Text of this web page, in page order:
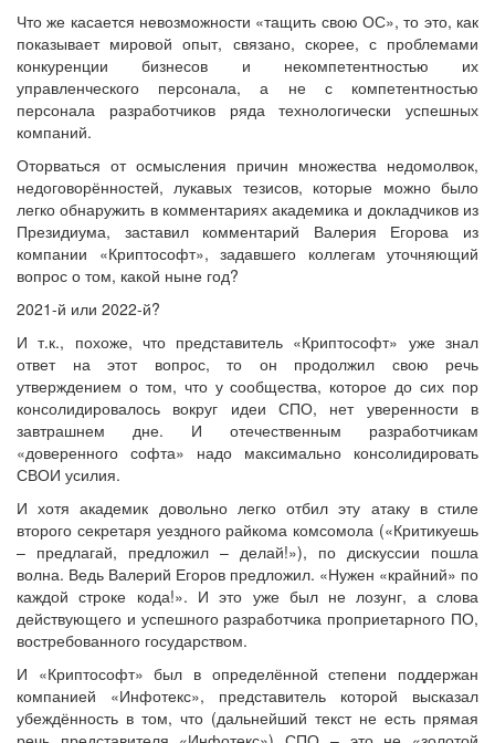
Что же касается невозможности «тащить свою ОС», то это, как
показывает мировой опыт, связано, скорее, с проблемами
конкуренции бизнесов и некомпетентностью их
управленческого персонала, а не с компетентностью
персонала разработчиков ряда технологически успешных
компаний.
Оторваться от осмысления причин множества недомолвок,
недоговорённостей, лукавых тезисов, которые можно было
легко обнаружить в комментариях академика и докладчиков из
Президиума, заставил комментарий Валерия Егорова из
компании «Криптософт», задавшего коллегам уточняющий
вопрос о том, какой ныне год?
2021-й или 2022-й?
И т.к., похоже, что представитель «Криптософт» уже знал
ответ на этот вопрос, то он продолжил свою речь
утверждением о том, что у сообщества, которое до сих пор
консолидировалось вокруг идеи СПО, нет уверенности в
завтрашнем дне. И отечественным разработчикам
«доверенного софта» надо максимально консолидировать
СВОИ усилия.
И хотя академик довольно легко отбил эту атаку в стиле
второго секретаря уездного райкома комсомола («Критикуешь
– предлагай, предложил – делай!»), по дискуссии пошла
волна. Ведь Валерий Егоров предложил. «Нужен «крайний» по
каждой строке кода!». И это уже был не лозунг, а слова
действующего и успешного разработчика проприетарного ПО,
востребованного государством.
И «Криптософт» был в определённой степени поддержан
компанией «Инфотекс», представитель которой высказал
убеждённость в том, что (дальнейший текст не есть прямая